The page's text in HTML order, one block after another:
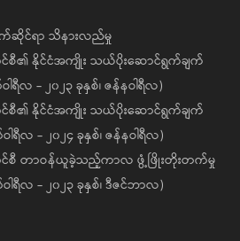
ဆိုင်ရာ သိနားလည်မှု
င်စီ၏ နိုင်ငံအကျိုး သယ်ပိုးဆောင်ရွက်ချက်
ါရီလ - ၂၀၂၃ ခုနှစ်၊ ဇန်နဝါရီလ)
င်စီ၏ နိုင်ငံအကျိုး သယ်ပိုးဆောင်ရွက်ချက်
ါရီလ - ၂၀၂၄ ခုနှစ်၊ ဇန်နဝါရီလ)
ာင်စီ တာဝန်ယူခဲ့သည့်ကာလ ဖွံ့ဖြိုးတိုးတက်မှု
ါရီလ - ၂၀၂၃ ခုနှစ်၊ ဒီဇင်ဘာလ)